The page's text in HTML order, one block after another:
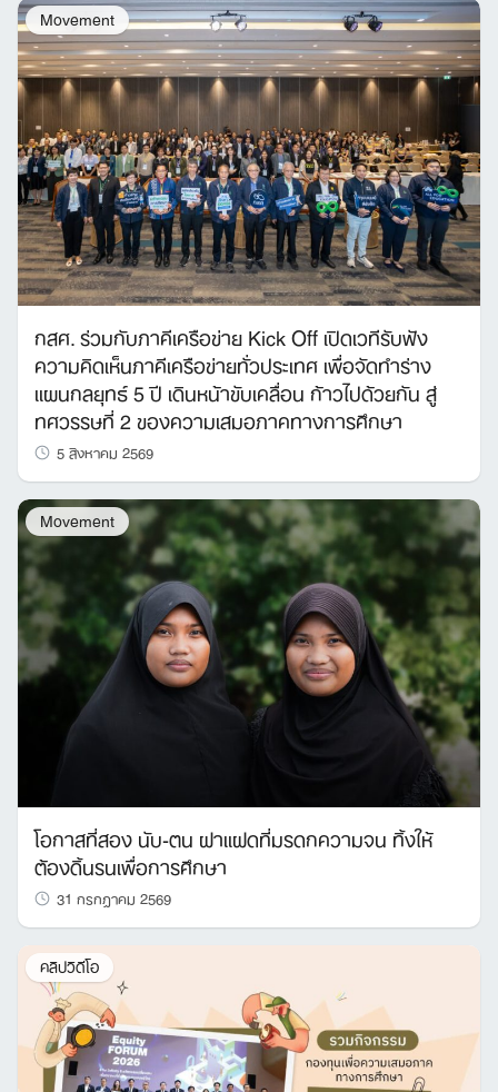
Movement
กสศ. ร่วมกับภาคีเครือข่าย Kick Off เปิดเวทีรับฟัง
ความคิดเห็นภาคีเครือข่ายทั่วประเทศ เพื่อจัดทำร่าง
แผนกลยุทธ์ 5 ปี เดินหน้าขับเคลื่อน ก้าวไปด้วยกัน สู่
ทศวรรษที่ 2 ของความเสมอภาคทางการศึกษา
5 สิงหาคม 2569
Movement
โอกาสที่สอง นับ-ตน ฝาแฝดที่มรดกความจน ทิ้งให้
ต้องดิ้นรนเพื่อการศึกษา
31 กรกฎาคม 2569
คลิปวิดีโอ